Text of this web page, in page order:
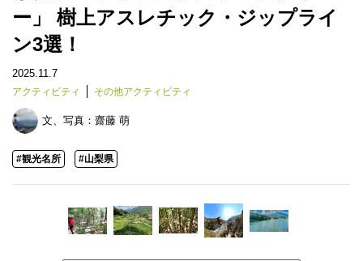
ー」 樹上アスレチック・ジップライ
ン3選！
2025.11.7
アクティビティ その他アクティビティ
文、写真： 齋藤 萌
#観光名所 #山梨県